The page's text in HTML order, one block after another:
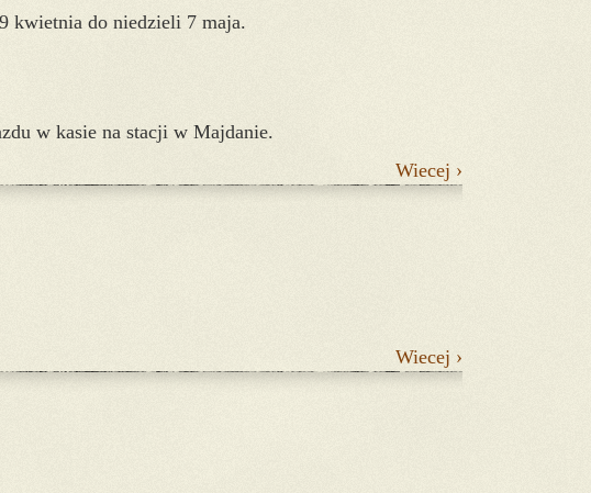
kwietnia do niedzieli 7 maja.
w kasie na stacji w Majdanie.
Wiecej ›
Wiecej ›